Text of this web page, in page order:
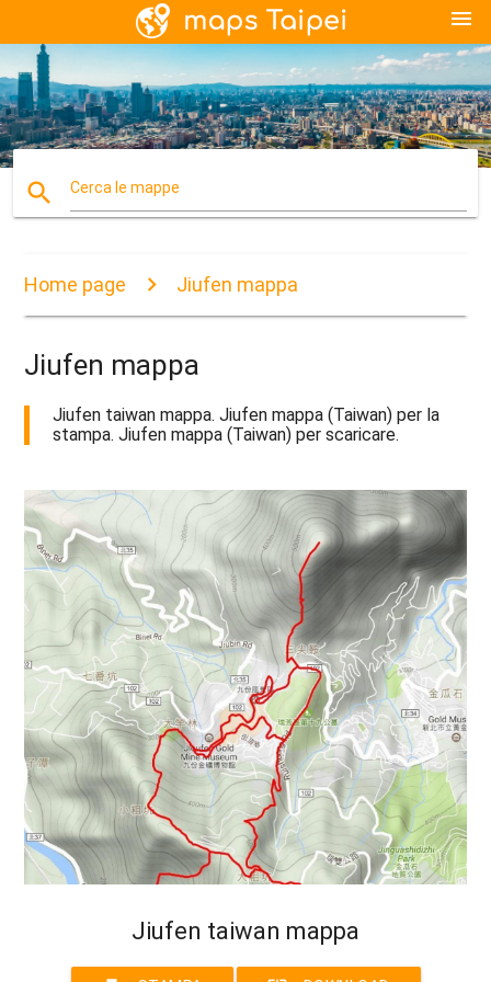
menu
search Cerca le mappe
Home page Jiufen mappa
Jiufen mappa
Jiufen taiwan mappa. Jiufen mappa (Taiwan) per la
stampa. Jiufen mappa (Taiwan) per scaricare.
Jiufen taiwan mappa